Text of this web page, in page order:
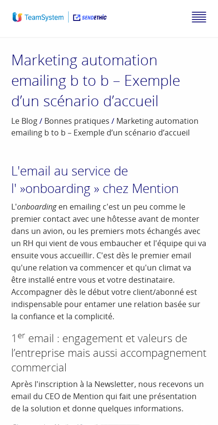
Marketing automation
emailing b to b – Exemple
d’un scénario d’accueil
Le Blog/ Bonnes pratiques / Marketing automation
emailing b to b – Exemple d’un scénario d’accueil
L'email au service de
l' »onboarding » chez Mention
L'onboardingen emailing c'est un peu comme le
premier contact avec une hôtesse avant de monter
dans un avion, ou les premiers mots échangés avec
un RH qui vient de vous embaucher et l'équipe qui va
ensuite vous accueillir. C'est dès le premier email
qu'une relation va commencer et qu'un climat va
être installé entre vous et votre destinataire.
Accompagner dès le début votre client/abonné est
indispensable pour entamer une relation basée sur
la confiance et la complicité.
1 er email : engagement et valeurs de
l’entreprise mais aussi accompagnement
commercial
Après l'inscription à la Newsletter, nous recevons un
email du CEO de Mention qui fait une présentation
de la solution et donne quelques informations.